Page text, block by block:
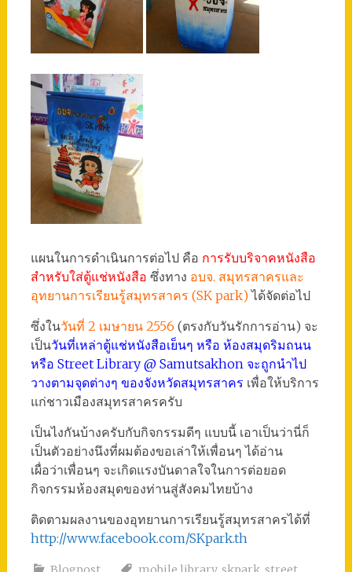
แผนในการดำเนินการต่อไป คือ การรับบริจาคหนังสือ
สำหรับใส่ตู้แช่หนังสือ ซึ่งทาง อบจ. สมุทรสาครและ
อุทยานการเรียนรู้สมุทรสาคร (SK park)ได้จัดต่อไป
ซึ่งในวันที่ 2 เมษายน 2556 (ตรงกับวันรักการอ่าน) จะ
เป็นวันที่เหล่าตู้แช่หนังสือเย็นๆ หรือ ห้องสมุดริมถนน
หรือ Street Library @ Samutsakhon จะถูกนำไป
วางตามจุดต่างๆ ของจังหวัดสมุทรสาคร เพื่อให้บริการ
แก่ชาวเมืองสมุทรสาครครับ
เป็นไงกันบ้างครับกับกิจกรรมดีๆ แบบนี้ เอาเป็นว่านี่ก็
เป็นตัวอย่างนึงที่ผมต้องขอเล่าให้เพื่อนๆ ได้อ่าน
เผื่อว่าเพื่อนๆ จะเกิดแรงบันดาลใจในการต่อยอด
กิจกรรมห้องสมุดของท่านสู่สังคมไทยบ้าง
ติดตามผลงานของอุทยานการเรียนรู้สมุทรสาครได้ที่
http://www.facebook.com/SKpark.th